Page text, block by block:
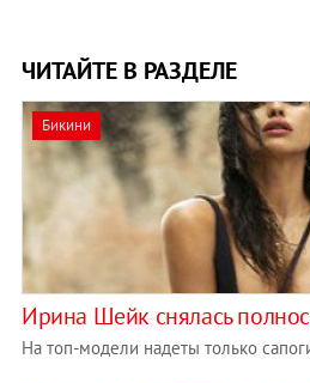
ЧИТАЙТЕ В РАЗДЕЛЕ
Бикини
Ирина Шейк снялась
На топ-модели надеты только